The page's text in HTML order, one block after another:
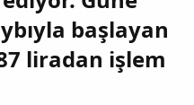
başlayan
liradan işlem